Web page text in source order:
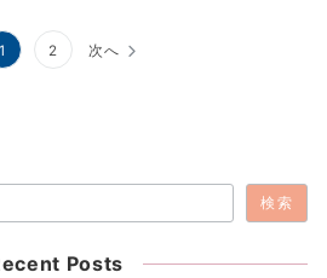
1 2 次へ
検索
Posts